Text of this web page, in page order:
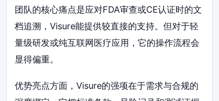
团队的核心痛点是应对FDA审查或CE认证时的文
档追溯，Visure能提供较直接的支持。但对于轻
量级研发或纯互联网医疗应用，它的操作流程会
显得偏重。
优势亮点方面，Visure的强项在于需求与合规的